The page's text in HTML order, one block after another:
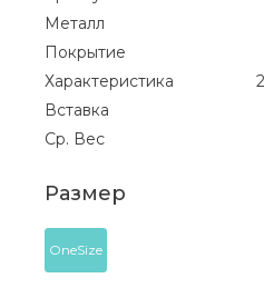
Металл
Покрытие
Характеристика
Вставка
Ср. Вес
Размер
OneSize